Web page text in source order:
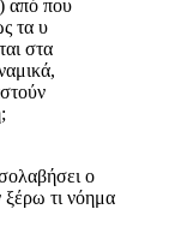
από που
τα υ
στα
ο
ξέρω τι νόημα